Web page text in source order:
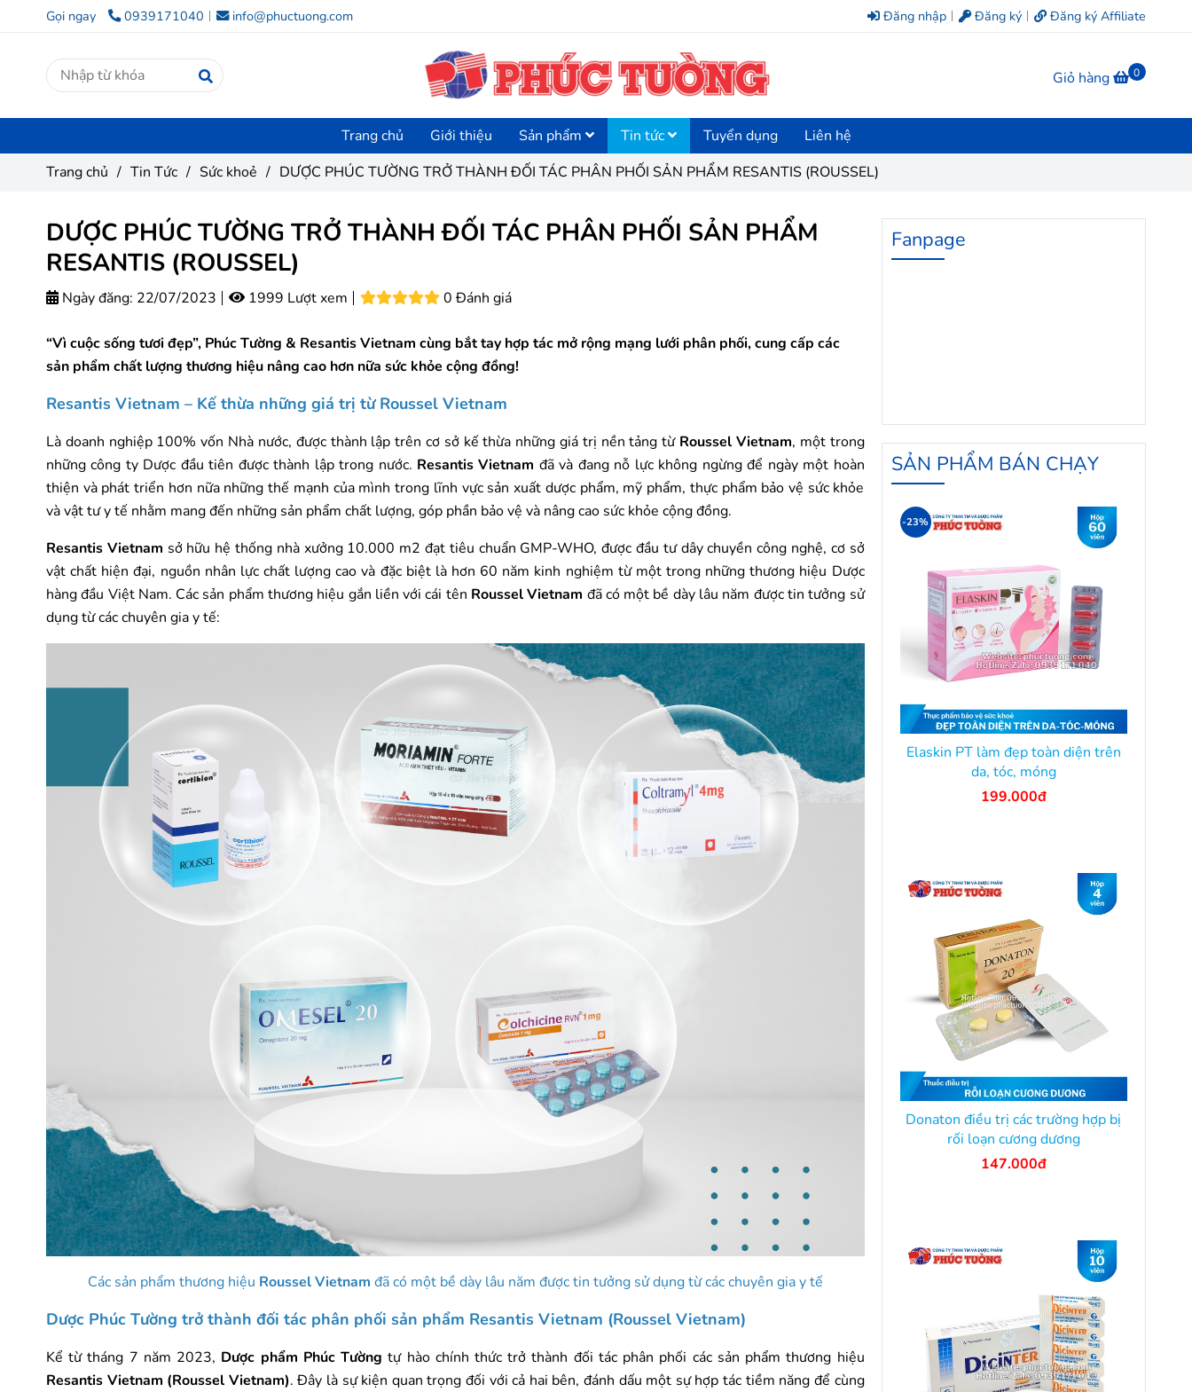
Gọi ngay 0939171040 info@phuctuong.com Đăng nhập Đăng ký Đăng ký Affiliate
Giỏ hàng 0
Trang chủ Giới thiệu Sản phẩm Tin tức Tuyển dụng
Liên hệ
Trang chủ / Tin Tức / Sức khoẻ / DƯỢC PHÚC TƯỜNG TRỞ THÀNH ĐỐI TÁC PHÂN PHỐI SẢN PHẨM RESANTIS (ROUSSEL)
DƯỢC PHÚC TƯỜNG TRỞ THÀNH ĐỐI TÁC PHÂN PHỐI SẢN PHẨM
RESANTIS (ROUSSEL)
Ngày đăng: 22/07/2023 1999 Lượt xem 0 Đánh giá
“Vì cuộc sống tươi đẹp”, Phúc Tường & Resantis Vietnam cùng bắt tay hợp tác mở rộng mạng lưới phân phối, cung cấp các
sản phẩm chất lượng thương hiệu nâng cao hơn nữa sức khỏe cộng đồng!
Resantis Vietnam – Kế thừa những giá trị từ Roussel Vietnam
Là doanh nghiệp 100% vốn Nhà nước, được thành lập trên cơ sở kế thừa những giá trị nền tảng từ Roussel Vietnam, một trong
những công ty Dược đầu tiên được thành lập trong nước. Resantis Vietnam đã và đang nỗ lực không ngừng để ngày một hoàn
thiện và phát triển hơn nữa những thế mạnh của mình trong lĩnh vực sản xuất dược phẩm, mỹ phẩm, thực phẩm bảo vệ sức khỏe
và vật tư y tế nhằm mang đến những sản phẩm chất lượng, góp phần bảo vệ và nâng cao sức khỏe cộng đồng.
Resantis Vietnam sở hữu hệ thống nhà xưởng 10.000 m2 đạt tiêu chuẩn GMP-WHO, được đầu tư dây chuyền công nghệ, cơ sở
vật chất hiện đại, nguồn nhân lực chất lượng cao và đặc biệt là hơn 60 năm kinh nghiệm từ một trong những thương hiệu Dược
hàng đầu Việt Nam. Các sản phẩm thương hiệu gắn liền với cái tên Roussel Vietnam đã có một bề dày lâu năm được tin tưởng sử
dụng từ các chuyên gia y tế:
Các sản phẩm thương hiệu Roussel Vietnam đã có một bề dày lâu năm được tin tưởng sử dụng từ các chuyên gia y tế
Dược Phúc Tường trở thành đối tác phân phối sản phẩm Resantis Vietnam (Roussel Vietnam)
Kể từ tháng 7 năm 2023, Dược phẩm Phúc Tường tự hào chính thức trở thành đối tác phân phối các sản phẩm thương hiệu
Resantis Vietnam (Roussel Vietnam). Đây là sự kiện quan trọng đối với cả hai bên, đánh dấu một sự hợp tác tiềm năng để cùng
Fanpage
SẢN PHẨM BÁN CHẠY
Elaskin PT làm đẹp toàn diện trên
da, tóc, móng
199.000đ
-23%
Donaton điều trị các trường hợp bị
rối loạn cương dương
147.000đ